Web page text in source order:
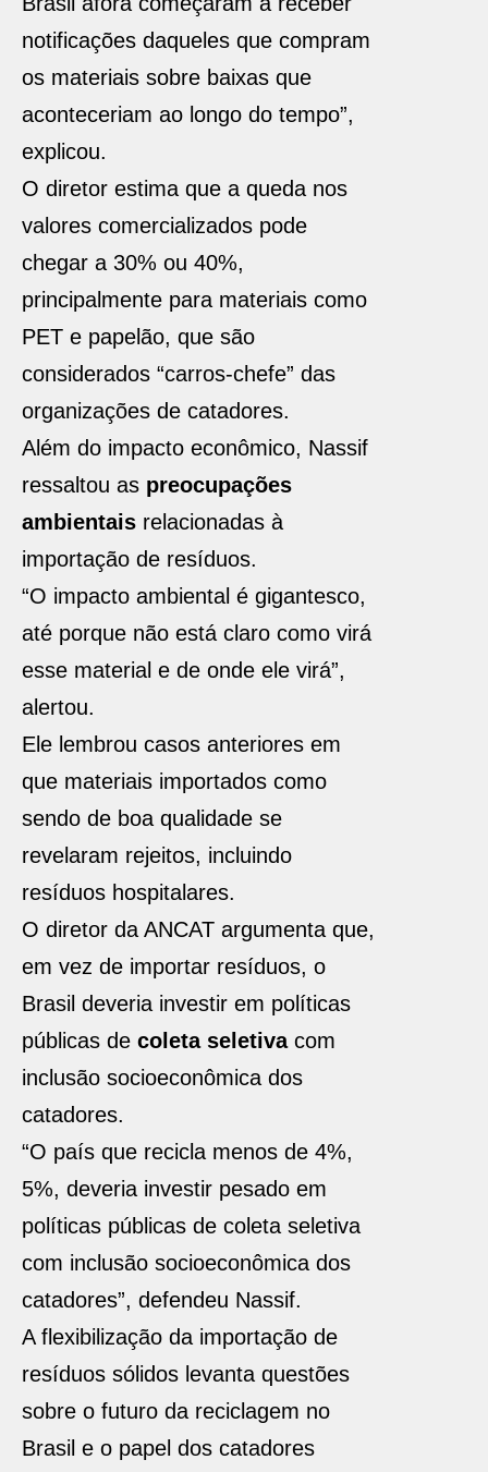
notificações daqueles que compram
os materiais sobre baixas que
aconteceriam ao longo do tempo”,
explicou.
O diretor estima que a queda nos
valores comercializados pode
chegar a 30% ou 40%,
principalmente para materiais como
PET e papelão, que são
considerados “carros-chefe” das
organizações de catadores.
Além do impacto econômico, Nassif
ressaltou as preocupações
ambientais relacionadas à
importação de resíduos.
“O impacto ambiental é gigantesco,
até porque não está claro como virá
esse material e de onde ele virá”,
alertou.
Ele lembrou casos anteriores em
que materiais importados como
sendo de boa qualidade se
revelaram rejeitos, incluindo
resíduos hospitalares.
O diretor da ANCAT argumenta que,
em vez de importar resíduos, o
Brasil deveria investir em políticas
públicas de coleta seletivacom
inclusão socioeconômica dos
catadores.
“O país que recicla menos de 4%,
5%, deveria investir pesado em
políticas públicas de coleta seletiva
com inclusão socioeconômica dos
catadores”, defendeu Nassif.
A flexibilização da importação de
resíduos sólidos levanta questões
sobre o futuro da reciclagem no
Brasil e o papel dos catadores